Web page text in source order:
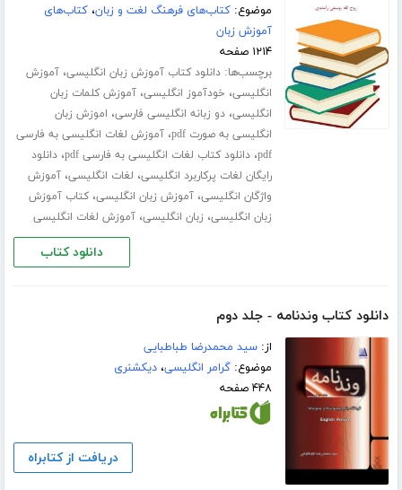
موضوع:کتاب‌های فرهنگ لغت و زبان،کتاب‌های
آموزش زبان
۱۲۱۴ صفحه
برچسب‌ها:دانلود کتاب آموزش زبان انگلیسی،آموزش
انگلیسی، خودآموز انگلیسی،آموزش کلمات زبان
انگلیسی،دو زبانه انگلیسی فارسی، اموزش زبان
انگلیسی به صورت pdf
،آموزش لغات انگلیسی به فارسی
pdf،دانلود کتاب لغات انگلیسی به فارسی pdf ،دانلود
رایگان لغات پرکاربرد انگلیسی، لغات انگلیسی،آموزش
واژگان انگلیسی،آموزش زبان انگلیسی،کتاب آموزش
زبان انگلیسی، زبان انگلیسی،آموزش لغات انگلیسی
دانلود کتاب
دانلود کتاب وندنامه - جلد دوم
از:سید محمدرضا طباطبایی
موضوع:گرامر انگلیسی،دیکشنری
۴۴۸ صفحه
دریافت از کتابراه